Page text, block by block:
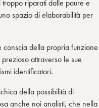
riparati dalle paure e
spazio di elaborabilità per
conscia della propria funzione
attraverso le sue
identificatori.
della possibilità di
anche noi analisti, che nella